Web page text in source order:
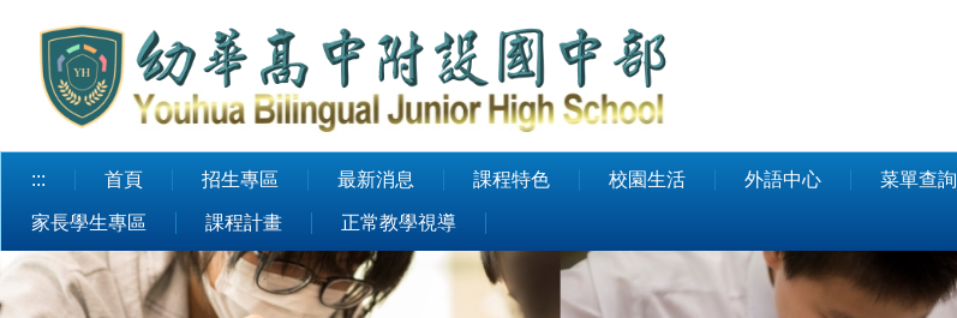
::: 首頁 招生專區 最新消息 課程特色 校園生活 外語中心 菜單查詢
家長學生專區 課程計畫 正常教學視導